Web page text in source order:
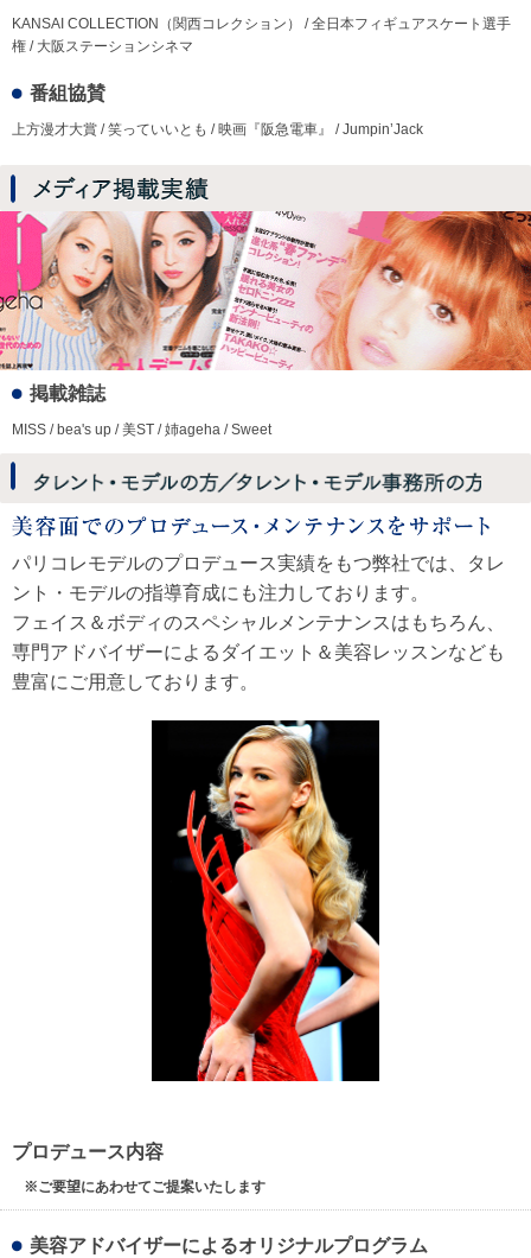
KANSAI COLLECTION（関西コレクション） / 全日本フィギュアスケート選手
権 / 大阪ステーションシネマ
番組協賛
上方漫才大賞 / 笑っていいとも / 映画『阪急電車』 / Jumpin’Jack
掲載雑誌
MISS / bea's up / 美ST / 姉ageha / Sweet
パリコレモデルのプロデュース実績をもつ弊社では、タレ
ント・モデルの指導育成にも注力しております。
フェイス＆ボディのスペシャルメンテナンスはもちろん、
専門アドバイザーによるダイエット＆美容レッスンなども
豊富にご用意しております。
プロデュース内容
※ご要望にあわせてご提案いたします
美容アドバイザーによるオリジナルプログラム